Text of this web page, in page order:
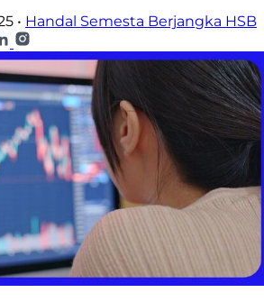
• Handal Semesta Berjangka HSB